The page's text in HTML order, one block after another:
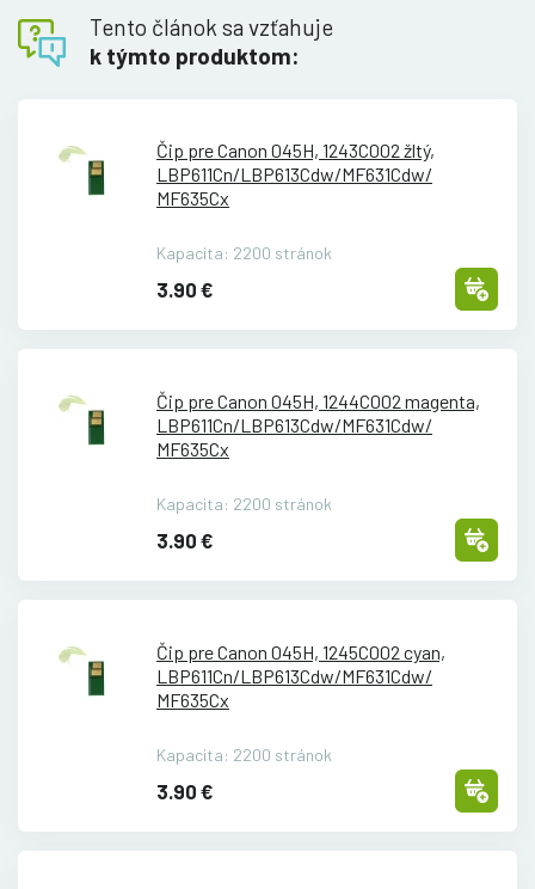
Tento článok sa vzťahuje
k týmto produktom:
Čip pre Canon 045H, 1243C002 žltý,
LBP611Cn/LBP613Cdw/MF631Cdw/
MF635Cx
Kapacita: 2200 stránok
3.90 €
Čip pre Canon 045H, 1244C002 magenta,
LBP611Cn/LBP613Cdw/MF631Cdw/
MF635Cx
Kapacita: 2200 stránok
3.90 €
Čip pre Canon 045H, 1245C002 cyan,
LBP611Cn/LBP613Cdw/MF631Cdw/
MF635Cx
Kapacita: 2200 stránok
3.90 €